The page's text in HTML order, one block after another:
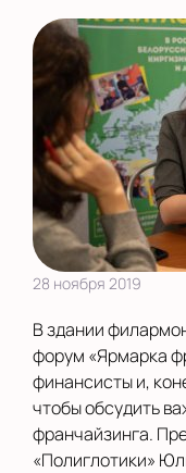
28 ноября 2019
В здании
форум «Ярмарка
финансисты и,
чтобы обсудить
франчайзинга.
«Полиглотики»